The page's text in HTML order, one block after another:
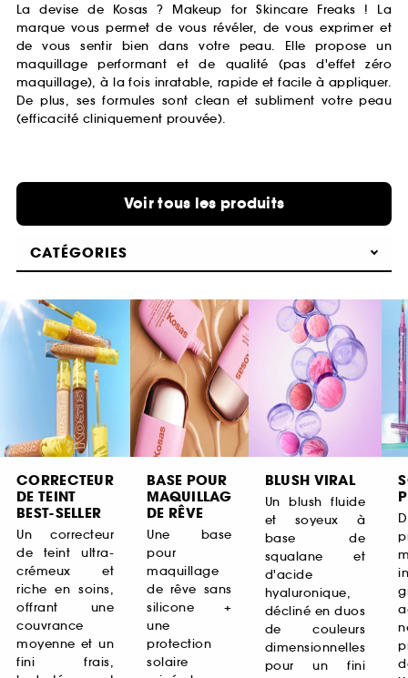
La devise de Kosas ? Makeup for Skincare Freaks ! La
marque vous permet de vous révéler, de vous exprimer et
de vous sentir bien dans votre peau. Elle propose un
maquillage performant et de qualité (pas d'effet zéro
maquillage), à la fois inratable, rapide et facile à appliquer.
De plus, ses formules sont clean et subliment votre peau
(efficacité cliniquement prouvée).
Voir tous les produits
CATÉGORIES
CORRECTEUR
DE TEINT
BEST-SELLER
Un correcteur
de teint ultra-
crémeux et
riche en soins,
offrant une
couvrance
moyenne et un
fini frais,
BASE POUR
MAQUILLAG
DE RÊVE
Une base
pour
maquillage
de rêve sans
silicone +
une
protection
solaire
BLUSH VIRAL
Un blush fluide
et soyeux à
base de
squalane et
d'acide
hyaluronique,
décliné en duos
de couleurs
dimensionnelles
pour un fini